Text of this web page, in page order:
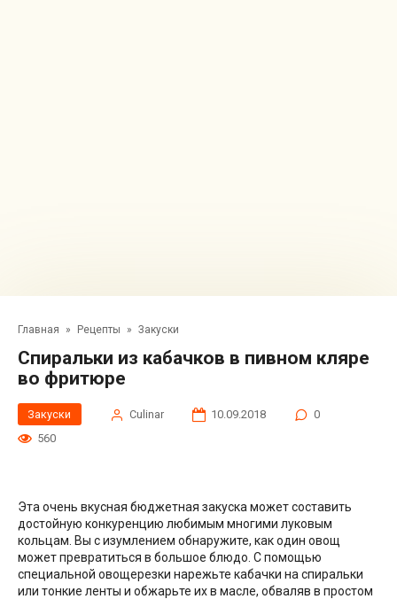
Главная » Рецепты » Закуски
Спиральки из кабачков в пивном кляре
во фритюре
Закуски Сulinar 10.09.2018
0
560
Эта очень вкусная бюджетная закуска может составить
достойную конкуренцию любимым многими луковым
кольцам. Вы с изумлением обнаружите, как один овощ
может превратиться в большое блюдо. С помощью
специальной овощерезки нарежьте кабачки на спиральки
или тонкие ленты и обжарьте их в масле, обваляв в простом